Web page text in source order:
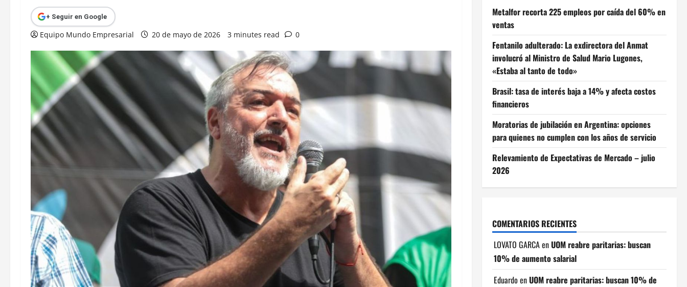
+ Seguir en Google
Equipo Mundo Empresarial 20 de mayo de 2026 3 minutes read 0
Metalfor recorta 225 empleos por caída del 60% en
ventas
Fentanilo adulterado: La exdirectora del Anmat
involucró al Ministro de Salud Mario Lugones,
«Estaba al tanto de todo»
Brasil: tasa de interés baja a 14% y afecta costos
financieros
Moratorias de jubilación en Argentina: opciones
para quienes no cumplen con los años de servicio
Relevamiento de Expectativas de Mercado – julio
2026
COMENTARIOS RECIENTES
LOVATO GARCAenUOM reabre paritarias: buscan
10% de aumento salarial
Eduardo enUOM reabre paritarias: buscan 10% de